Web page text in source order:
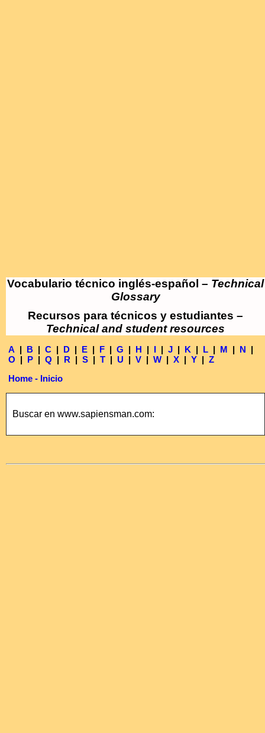
Vocabulario técnico inglés-español – Technical
Glossary
Recursos para técnicos y estudiantes –
Technical and student resources
A | B | C | D | E | F | G | H | I | J | K | L | M | N |
O | P | Q | R | S | T | U | V | W | X | Y | Z
Home - Inicio
Buscar en www.sapiensman.com: